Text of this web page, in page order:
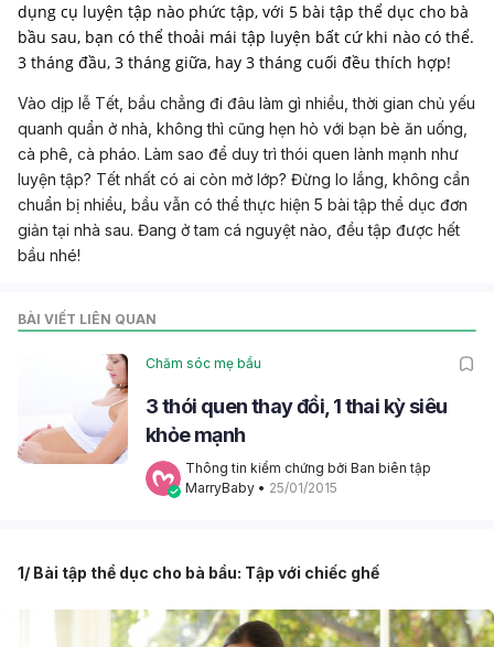
dụng cụ luyện tập nào phức tập, với 5 bài tập thể dục cho bà
bầu sau, bạn có thể thoải mái tập luyện bất cứ khi nào có thể.
3 tháng đầu, 3 tháng giữa, hay 3 tháng cuối đều thích hợp!
Vào dịp lễ Tết, bầu chẳng đi đâu làm gì nhiều, thời gian chủ yếu
quanh quẩn ở nhà, không thì cũng hẹn hò với bạn bè ăn uống,
cà phê, cà pháo. Làm sao để duy trì thói quen lành mạnh như
luyện tập? Tết nhất có ai còn mở lớp? Đừng lo lắng, không cần
chuẩn bị nhiều, bầu vẫn có thể thực hiện 5 bài tập thể dục đơn
giản tại nhà sau. Đang ở tam cá nguyệt nào, đều tập được hết
bầu nhé!
BÀI VIẾT LIÊN QUAN
Chăm sóc mẹ bầu
3 thói quen thay đổi, 1 thai kỳ siêu
khỏe mạnh
Thông tin kiểm chứng bởi Ban biên tập
MarryBaby • 25/01/2015
1/ Bài tập thể dục cho bà bầu: Tập với chiếc ghế